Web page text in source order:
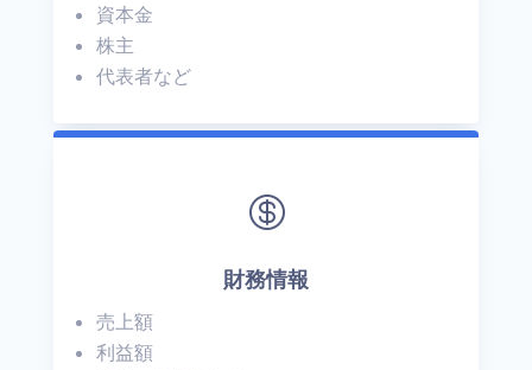
資本金
株主
代表者など

財務情報
売上額
利益額